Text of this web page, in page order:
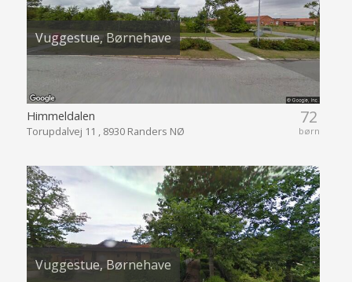
Vuggestue, Børnehave
72
børn
Himmeldalen
Torupdalvej 11 , 8930 Randers NØ
Vuggestue, Børnehave